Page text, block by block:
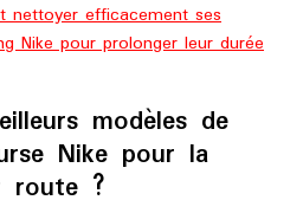
nettoyer efficacement ses
Nike pour prolonger leur durée
modèles de
Nike pour la
route ?